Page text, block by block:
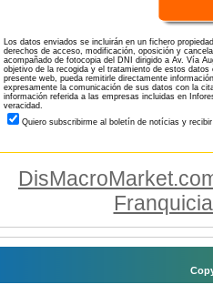
Los datos enviados se incluirán en un fichero
derechos de acceso, modificación, oposición y
acompañado de fotocopia del DNI dirigido a Av. Vía
objetivo de la recogida y el tratamiento de estos
presente web, pueda remitirle directamente
expresamente la comunicación de sus datos con la
información referida a las empresas incluidas en
veracidad.
Quiero subscribirme al boletín de notícias y